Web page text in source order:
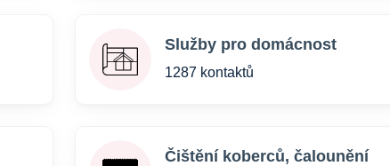
Služby pro domácnost
1287 kontaktů
Čištění koberců, čalounění